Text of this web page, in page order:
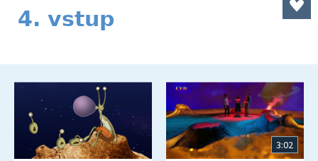
4. vstup
3:02